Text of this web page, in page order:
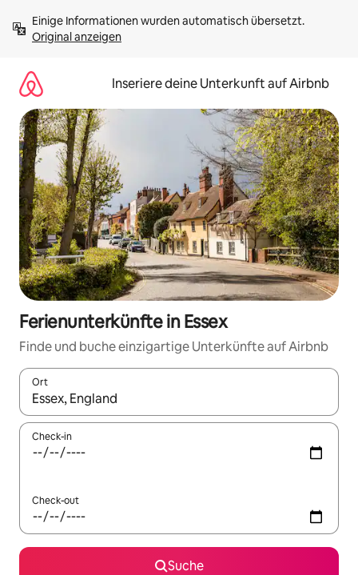
Inhalten
springenOriginal anzeigen
Inseriere deine Unterkunft auf Airbnb
Ferienunterkünfte in Essex
Finde und buche einzigartige Unterkünfte auf Airbnb
Ort
Wenn Ergebnisse verfügbar sind, navigiere mit den
Check-in
Check-out
Suche